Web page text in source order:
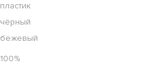
пластик
чёрный
бежевый
100%